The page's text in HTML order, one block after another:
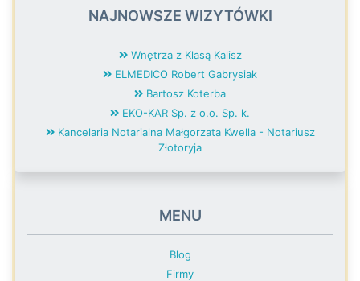
NAJNOWSZE WIZYTÓWKI
Wnętrza z Klasą Kalisz
ELMEDICO Robert Gabrysiak
Bartosz Koterba
EKO-KAR Sp. z o.o. Sp. k.
Kancelaria Notarialna Małgorzata Kwella - Notariusz
Złotoryja
MENU
Blog
Firmy